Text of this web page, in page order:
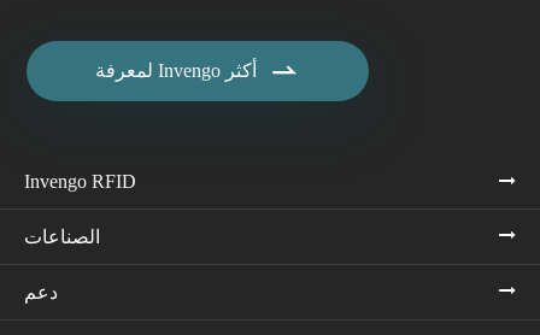
لمعرفة Invengo أكثر 
Invengo RFID
الصناعات
دعم